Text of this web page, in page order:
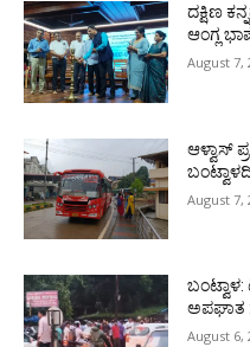
ದಕ್ಷಿಣ
ಆಂಗ್ಲ
August 7,
ಆಳ್ವಾಸ್
August 7,
ಅಪಘಾತ
August 6,